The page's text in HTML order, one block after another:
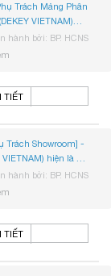
Trách Mảng Phân
VIETNAM)
hành bởi: BP. HCNS
TIẾT
Trách Showroom] -
hiện là đối
hành bởi: BP. HCNS
TIẾT